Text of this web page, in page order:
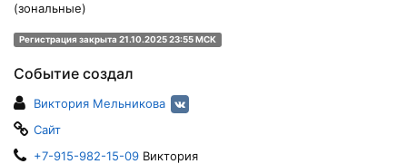
(зональные)
Регистрация закрыта 21.10.2025 23:55 МСК
Событие создал
Виктория Мельникова
Сайт
+7-915-982-15-09 Виктория